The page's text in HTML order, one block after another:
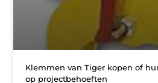
Klemmen van Tiger kopen of
op projectbehoeften